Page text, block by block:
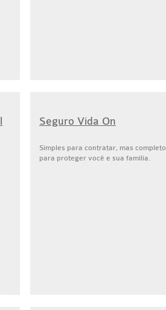
Seguro Vida On
Simples para contratar, mas completo
para proteger você e sua família.